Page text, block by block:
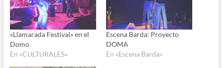
«Llamarada Festival» en el
Domo
En «CULTURALES»
Escena Barda: Proyecto
DOMA
En «Escena Barda»